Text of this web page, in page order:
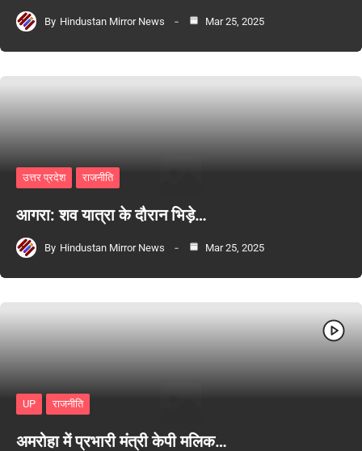
By Hindustan Mirror News Mar 25, 2025
उत्तर प्रदेश राजनीति
आगरा: शव यात्रा के दौरान भिड़े…
By Hindustan Mirror News Mar 25, 2025
UP राजनीति
अमरोहा में प्रभारी मंत्री केपी मलिक…